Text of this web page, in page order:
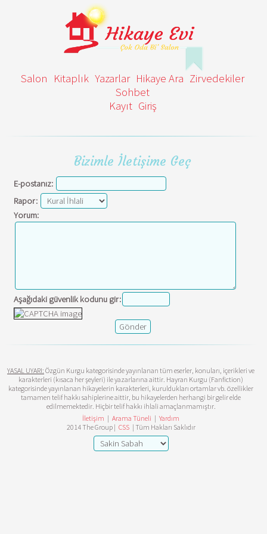
Salon Kitaplık Yazarlar Hikaye Ara Zirvedekiler
Sohbet
Kayıt Giriş
Bizimle İletişime Geç
E-postanız:
Rapor:
Yorum:
Aşağıdaki güvenlik kodunu gir:
YASAL UYARI: Özgün Kurgu kategorisinde yayınlanan tüm eserler, konuları, içerikleri ve
karakterleri (kısaca her şeyleri) ile yazarlarına aittir. Hayran Kurgu (Fanfiction)
kategorisinde yayınlanan hikayelerin karakterleri, kuruldukları ortamlar vb. özellikler
tamamen telif hakkı sahiplerine aittir, bu hikayelerden herhangi bir gelir elde
edilmemektedir. Hiçbir telif hakkı ihlali amaçlanmamıştır.
İletişim | Arama Tüneli | Yardım
2014 The Group | CSS | Tüm Hakları Saklıdır